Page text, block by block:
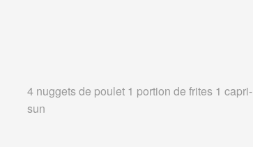
4 nuggets de poulet 1 portion de frites 1 capri-
sun